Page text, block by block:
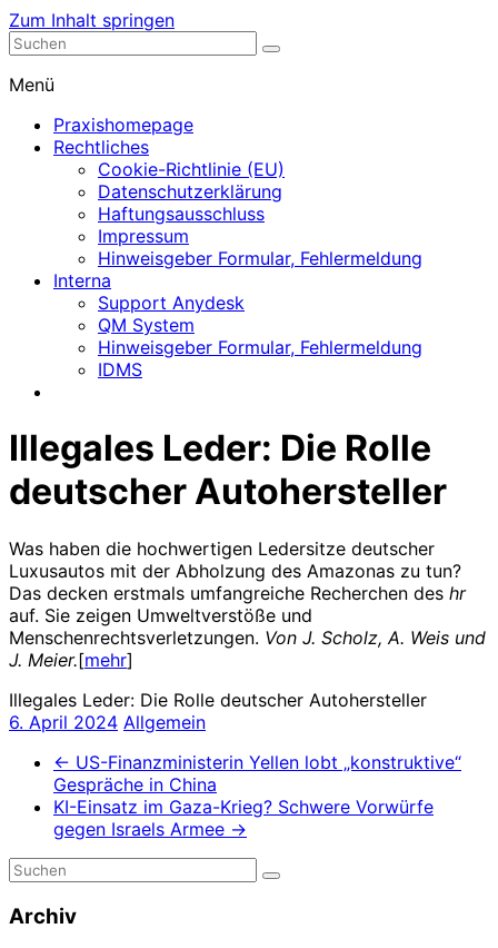
Zum Inhalt springen
Nephrologische Praxis mit Dialyse
Menü
Praxishomepage
Rechtliches
Cookie-Richtlinie (EU)
Datenschutzerklärung
Haftungsausschluss
Impressum
Hinweisgeber Formular, Fehlermeldung
Interna
Support Anydesk
QM System
Hinweisgeber Formular, Fehlermeldung
IDMS
Illegales Leder: Die Rolle
deutscher Autohersteller
Was haben die hochwertigen Ledersitze deutscher
Luxusautos mit der Abholzung des Amazonas zu tun?
Das decken erstmals umfangreiche Recherchen des hr
auf. Sie zeigen Umweltverstöße und
Menschenrechtsverletzungen. Von J. Scholz, A. Weis und
J. Meier.[mehr]
Illegales Leder: Die Rolle deutscher Autohersteller
6. April 2024 Allgemein
← US-Finanzministerin Yellen lobt „konstruktive“
Gespräche in China
KI-Einsatz im Gaza-Krieg? Schwere Vorwürfe
gegen Israels Armee →
Archiv